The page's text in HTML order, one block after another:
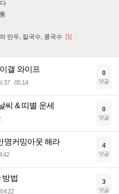
만두, 칼국수, 콩국수 [1]
갤 와이프
37 05:14
0
댓글
씨 & 띠별 운세 0
댓글
명커밍아웃 해라 4
댓글
방법
04:22
3
댓글